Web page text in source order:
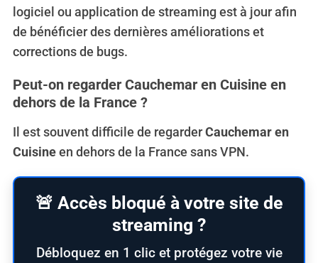
logiciel ou application de streaming est à jour afin
de bénéficier des dernières améliorations et
corrections de bugs.
Peut-on regarder Cauchemar en Cuisine en
dehors de la France ?
Il est souvent difficile de regarderCauchemar en
Cuisineen dehors de la France sans VPN.
🚨 Accès bloqué à votre site de
streaming ?
Débloquez en 1 clic et protégez votre vie